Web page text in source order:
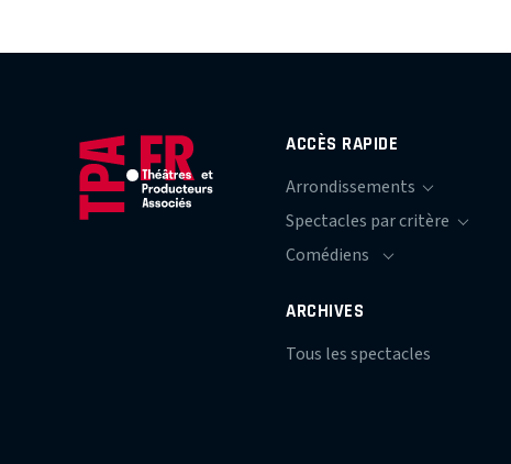
ACCÈS RAPIDE
ARCHIVES
Tous les spectacles